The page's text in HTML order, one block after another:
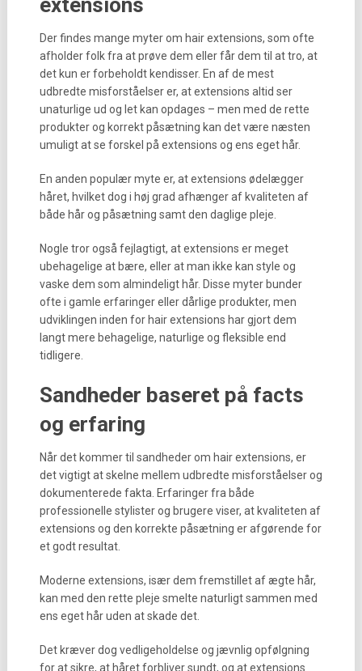
extensions
Der findes mange myter om hair extensions, som ofte
afholder folk fra at prøve dem eller får dem til at tro, at
det kun er forbeholdt kendisser. En af de mest
udbredte misforståelser er, at extensions altid ser
unaturlige ud og let kan opdages – men med de rette
produkter og korrekt påsætning kan det være næsten
umuligt at se forskel på extensions og ens eget hår.
En anden populær myte er, at extensions ødelægger
håret, hvilket dog i høj grad afhænger af kvaliteten af
både hår og påsætning samt den daglige pleje.
Nogle tror også fejlagtigt, at extensions er meget
ubehagelige at bære, eller at man ikke kan style og
vaske dem som almindeligt hår. Disse myter bunder
ofte i gamle erfaringer eller dårlige produkter, men
udviklingen inden for hair extensions har gjort dem
langt mere behagelige, naturlige og fleksible end
tidligere.
Sandheder baseret på facts
og erfaring
Når det kommer til sandheder om hair extensions, er
det vigtigt at skelne mellem udbredte misforståelser og
dokumenterede fakta. Erfaringer fra både
professionelle stylister og brugere viser, at kvaliteten af
extensions og den korrekte påsætning er afgørende for
et godt resultat.
Moderne extensions, især dem fremstillet af ægte hår,
kan med den rette pleje smelte naturligt sammen med
ens eget hår uden at skade det.
Det kræver dog vedligeholdelse og jævnlig opfølgning
for at sikre, at håret forbliver sundt, og at extensions